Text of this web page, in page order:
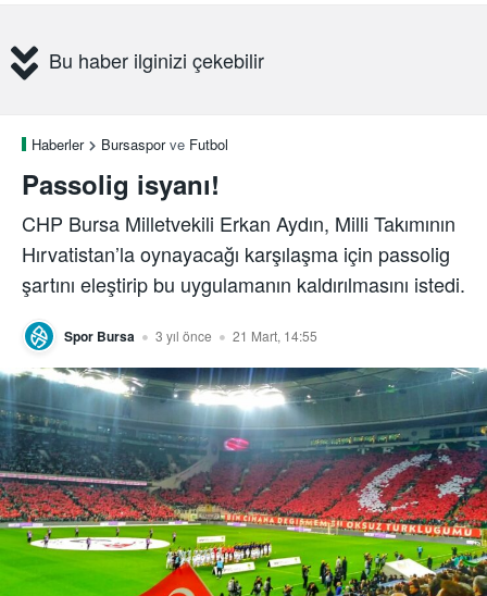
Bu haber ilginizi çekebilir
Haberler Bursasporve Futbol
Passolig isyanı!
CHP Bursa Milletvekili Erkan Aydın, Milli Takımının
Hırvatistan’la oynayacağı karşılaşma için passolig
şartını eleştirip bu uygulamanın kaldırılmasını istedi.
Spor Bursa 3 yıl önce 21 Mart, 14:55